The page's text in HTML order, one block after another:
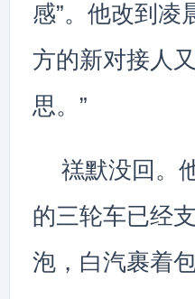
感”。他改到凌
方的新对接人
思。”
禚默没回。
的三轮车已经
泡，白汽裹着